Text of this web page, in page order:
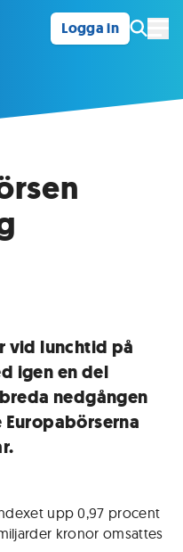
Logga in
vid lunchtid på
igen en del
nedgången
upp 0,97 procent
kronor omsattes